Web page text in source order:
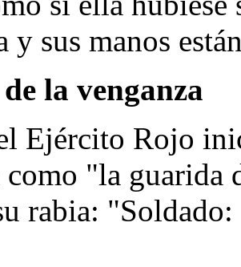
y sus manos
la venganza
Ejército Rojo
"la guarida
rabia: